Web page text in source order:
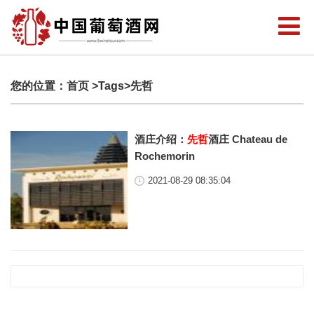
您的位置： 首页 >Tags>先哲
酒庄介绍：先哲酒庄 Chateau de
Rochemorin
2021-08-29 08:35:04